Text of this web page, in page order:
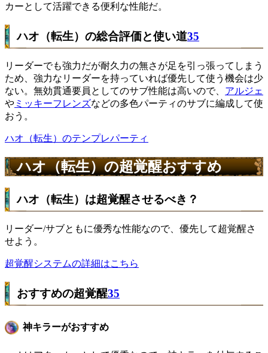
カーとして活躍できる便利な性能だ。
ハオ（転生）の総合評価と使い道35
リーダーでも強力だが耐久力の無さが足を引っ張ってしまう
ため、強力なリーダーを持っていれば優先して使う機会は少
ない。無効貫通要員としてのサブ性能は高いので、 アルジェ
や ミッキーフレンズなどの多色パーティのサブに編成して使
おう。
ハオ（転生）のテンプレパーティ
ハオ（転生）の超覚醒おすすめ
ハオ（転生）は超覚醒させるべき？
リーダー/サブともに優秀な性能なので、優先して超覚醒さ
せよう。
超覚醒システムの詳細はこちら
おすすめの超覚醒35
神キラーがおすすめ